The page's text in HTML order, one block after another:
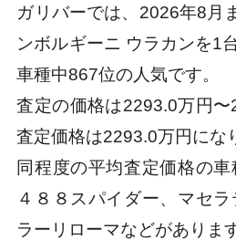
ガリバーでは、2026年8月
ンボルギーニ ウラカンを1
車種中867位の人気です。
査定の価格は2293.0万円
査定価格は2293.0万円にな
同程度の平均査定価格の
４８８スパイダー、マセ
ラーリローマなどがありま